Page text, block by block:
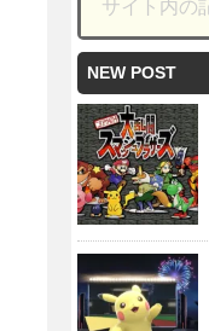
NEW POST